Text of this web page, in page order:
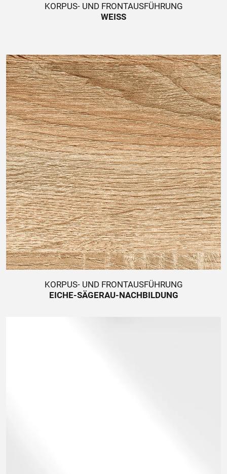
KORPUS- UND FRONTAUSFÜHRUNG
WEISS
KORPUS- UND FRONTAUSFÜHRUNG
EICHE-SÄGERAU-NACHBILDUNG